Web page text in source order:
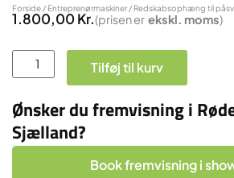
Forside / Entreprenørmaskiner / Redskabsophæng til
1.800,00Kr.(prisen er ekskl. moms)
Ophængsplade
Tilføj til kurv
Ønsker du fremvisning i
Sjælland?
Book fremvisning i